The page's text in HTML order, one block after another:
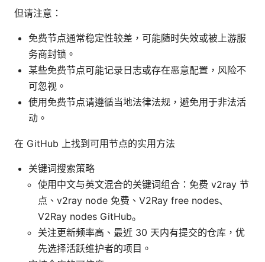
但请注意：
免费节点通常稳定性较差，可能随时失效或被上游服
务商封锁。
某些免费节点可能记录日志或存在恶意配置，风险不
可忽视。
使用免费节点请遵循当地法律法规，避免用于非法活
动。
在 GitHub 上找到可用节点的实用方法
关键词搜索策略
使用中文与英文混合的关键词组合：免费 v2ray 节
点、v2ray node 免费、V2Ray free nodes、
V2Ray nodes GitHub。
关注更新频率高、最近 30 天内有提交的仓库，优
先选择活跃维护者的项目。